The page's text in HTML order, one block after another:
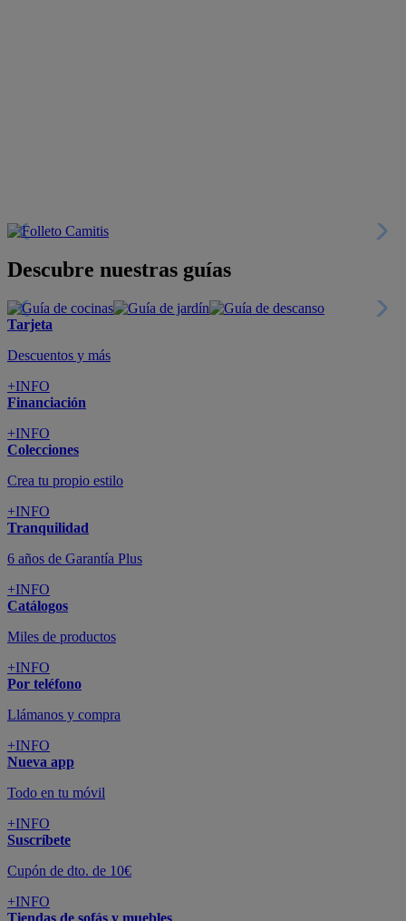
Descubre nuestras guías
Tarjeta
Descuentos y más
+INFO
Financiación
+INFO
Colecciones
Crea tu propio estilo
+INFO
Tranquilidad
6 años de Garantía Plus
+INFO
Catálogos
Miles de productos
+INFO
Por teléfono
Llámanos y compra
+INFO
Nueva app
Todo en tu móvil
+INFO
Suscríbete
Cupón de dto. de 10€
+INFO
Tiendas de sofás y muebles